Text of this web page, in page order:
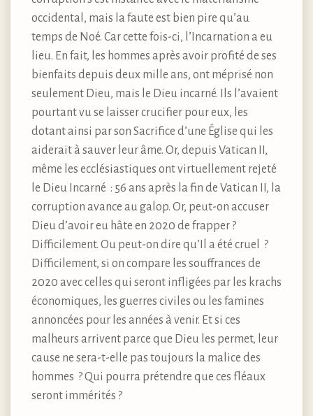
occidental, mais la faute est bien pire qu’au
temps de Noé. Car cette fois-ci, l’Incarnation a eu
lieu. En fait, les hommes après avoir profité de ses
bienfaits depuis deux mille ans, ont méprisé non
seulement Dieu, mais le Dieu incarné. Ils l’avaient
pourtant vu se laisser crucifier pour eux, les
dotant ainsi par son Sacrifice d’une Église qui les
aiderait à sauver leur âme. Or, depuis Vatican II,
même les ecclésiastiques ont virtuellement rejeté
le Dieu Incarné : 56 ans après la fin de Vatican II, la
corruption avance au galop. Or, peut-on accuser
Dieu d’avoir eu hâte en 2020 de frapper ?
Difficilement. Ou peut-on dire qu’Il a été cruel ?
Difficilement, si on compare les souffrances de
2020 avec celles qui seront infligées par les krachs
économiques, les guerres civiles ou les famines
annoncées pour les années à venir. Et si ces
malheurs arrivent parce que Dieu les permet, leur
cause ne sera-t-elle pas toujours la malice des
hommes ? Qui pourra prétendre que ces fléaux
seront immérités ?